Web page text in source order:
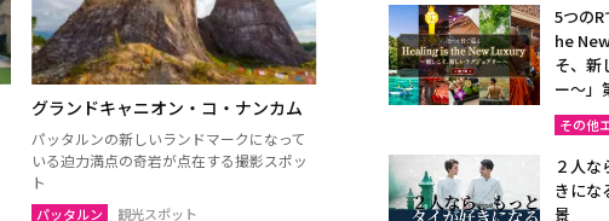
グランドキャニオン・コ・ナンカム
パッタルンの新しいランドマークになって
いる迫力満点の奇岩が点在する撮影スポッ
ト
パッタルン 観光スポット
5つの
he
そ、新
ー〜」
その他
２人な
きにな
景